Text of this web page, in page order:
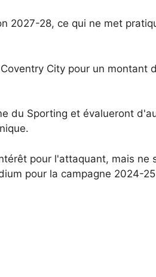
2027-28, ce qui ne met
City pour un montant
du Sporting et évalueront
pour l'attaquant, mais ne
pour la campagne 2024-